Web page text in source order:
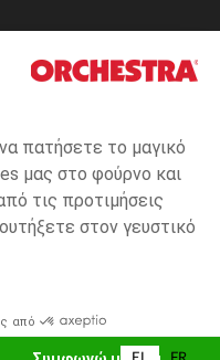
πατήσετε το μαγικό
μας στο φούρνο και
τις προτιμήσεις
στον γευστικό
από
3
με
cookies
και στο σύστημα
Ηλεκτρονικού Εμπορίου.